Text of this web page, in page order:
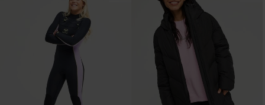
Wetsuits
neopreen
accessoires